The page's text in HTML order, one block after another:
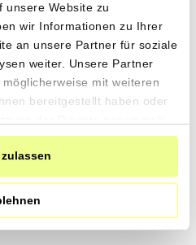
unsere Website zu
wir Informationen zu Ihrer
an unsere Partner für soziale
weiter. Unsere Partner
mit weiteren
bereitgestellt haben oder
aus
ZH
In
den
Warenkorb